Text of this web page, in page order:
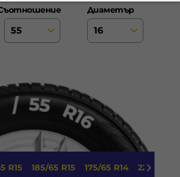
Диаметър
R15 185/65 R15 175/65 R14 225/45